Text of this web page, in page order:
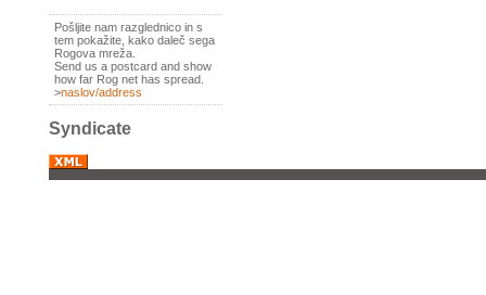
Pošljite nam razglednico in s
tem pokažite, kako daleč sega
Rogova mreža.
Send us a postcard and show
how far Rog net has spread.
>naslov/address
Syndicate